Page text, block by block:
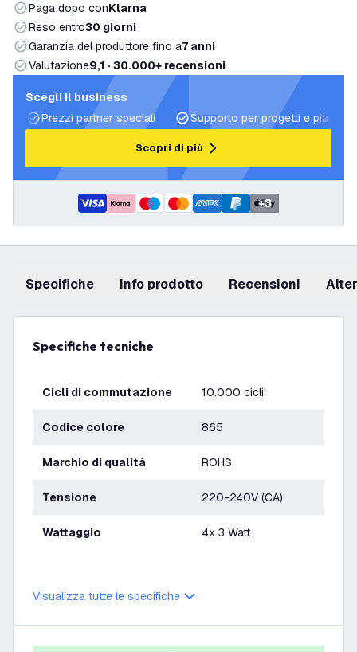
Paga dopo conKlarna
Reso entro30 giorni
Garanzia del produttore fino a7 anni
Valutazione9,1 · 30.000+ recensioni
Scegli il business
Prezzi partner speciali
Supporto per progetti e piani di
Scopri di più
+3
Specifiche info prodotto recensioni
Specifiche tecniche
Cicli di commutazione 10.000 cicli
Codice colore 865
Marchio di qualità ROHS
Tensione 220-240V (CA)
Wattaggio 4x 3 Watt
Visualizza tutte le specifiche